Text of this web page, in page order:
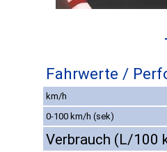
Fahrwerte /
km/h
0-100 km/h (sek)
Verbrauch (L/100